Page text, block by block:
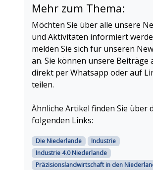
Mehr zum Thema:
Möchten Sie über alle unsere
und Aktivitäten informiert
melden Sie sich für unseren
an. Sie können unsere Beiträge
direkt per Whatsapp oder auf
teilen.
Ähnliche Artikel finden Sie über
folgenden Links:
Die Niederlande
Industrie
Industrie 4.0 Niederlande
Präzisionslandwirtschaft in den